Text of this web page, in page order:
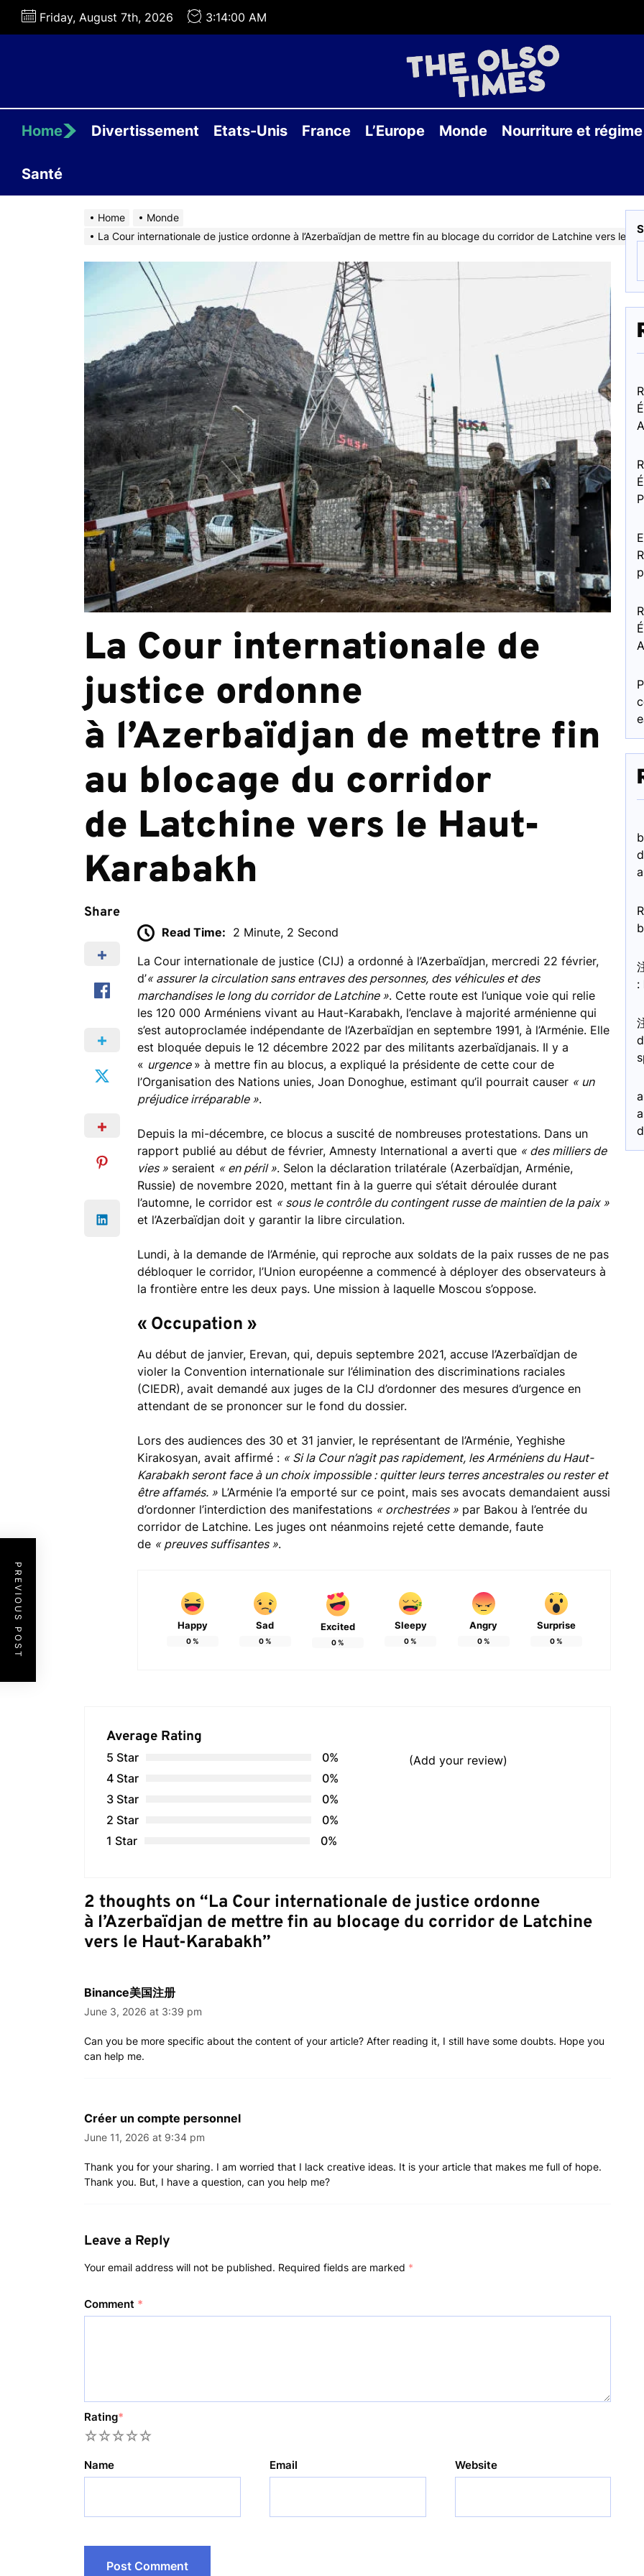
Skip
Friday, August 7th, 2026 3:14:01 AM
Home Divertissement Etats-Unis France L’Europe Monde Nourriture et régime
Santé
Home
Monde
La Cour internationale de justice ordonne à l’Azerbaïdjan de mettre fin au blocage du corridor de Latchine vers le
La Cour internationale de
justice ordonne
à l’Azerbaïdjan de mettre fin
au blocage du corridor
de Latchine vers le Haut-
Karabakh
Share
Read Time: 2 Minute, 2 Second
La Cour internationale de justice (CIJ) a ordonné à l’Azerbaïdjan, mercredi 22 février,
d’« assurer la circulation sans entraves des personnes, des véhicules et des
marchandises le long du corridor de Latchine ». Cette route est l’unique voie qui relie
les 120 000 Arméniens vivant au Haut-Karabakh, l’enclave à majorité arménienne qui
s’est autoproclamée indépendante de l’Azerbaïdjan en septembre 1991, à l’Arménie. Elle
est bloquée depuis le 12 décembre 2022 par des militants azerbaïdjanais. Il y a
« urgence » à mettre fin au blocus, a expliqué la présidente de cette cour de
l’Organisation des Nations unies, Joan Donoghue, estimant qu’il pourrait causer « un
préjudice irréparable ».
Depuis la mi-décembre, ce blocus a suscité de nombreuses protestations. Dans un
rapport publié au début de février, Amnesty International a averti que « des milliers de
vies » seraient « en péril ». Selon la déclaration trilatérale (Azerbaïdjan, Arménie,
Russie) de novembre 2020, mettant fin à la guerre qui s’était déroulée durant
l’automne, le corridor est « sous le contrôle du contingent russe de maintien de la paix »
et l’Azerbaïdjan doit y garantir la libre circulation.
Lundi, à la demande de l’Arménie, qui reproche aux soldats de la paix russes de ne pas
débloquer le corridor, l’Union européenne a commencé à déployer des observateurs à
la frontière entre les deux pays. Une mission à laquelle Moscou s’oppose.
« Occupation »
Au début de janvier, Erevan, qui, depuis septembre 2021, accuse l’Azerbaïdjan de
violer la Convention internationale sur l’élimination des discriminations raciales
(CIEDR), avait demandé aux juges de la CIJ d’ordonner des mesures d’urgence en
attendant de se prononcer sur le fond du dossier.
Lors des audiences des 30 et 31 janvier, le représentant de l’Arménie, Yeghishe
Kirakosyan, avait affirmé : « Si la Cour n’agit pas rapidement, les Arméniens du Haut-
Karabakh seront face à un choix impossible : quitter leurs terres ancestrales ou rester et
être affamés. » L’Arménie l’a emporté sur ce point, mais ses avocats demandaient aussi
d’ordonner l’interdiction des manifestations « orchestrées » par Bakou à l’entrée du
corridor de Latchine. Les juges ont néanmoins rejeté cette demande, faute
de « preuves suffisantes ».
Happy
0%
Sad
0%
Excited
0%
Sleepy
0%
Angry
0%
Surprise
0%
Average Rating
5 Star
0%
4 Star
0%
3 Star
0%
2 Star
0%
1 Star
0%
(Add your review)
2 thoughts on “La Cour internationale de justice ordonne
à l’Azerbaïdjan de mettre fin au blocage du corridor de Latchine
vers le Haut-Karabakh”
Binance美国注册
June 3, 2026 at 3:39 pm
Can you be more specific about the content of your article? After reading it, I still have some doubts. Hope you
can help me.
Créer un compte personnel
June 11, 2026 at 9:34 pm
Thank you for your sharing. I am worried that I lack creative ideas. It is your article that makes me full of hope.
Thank you. But, I have a question, can you help me?
Leave a Reply
Your email address will not be published. Required fields are marked *
Comment *
Rating*
5
4
3
2
Name Email Website
PREVIOUS POST
: